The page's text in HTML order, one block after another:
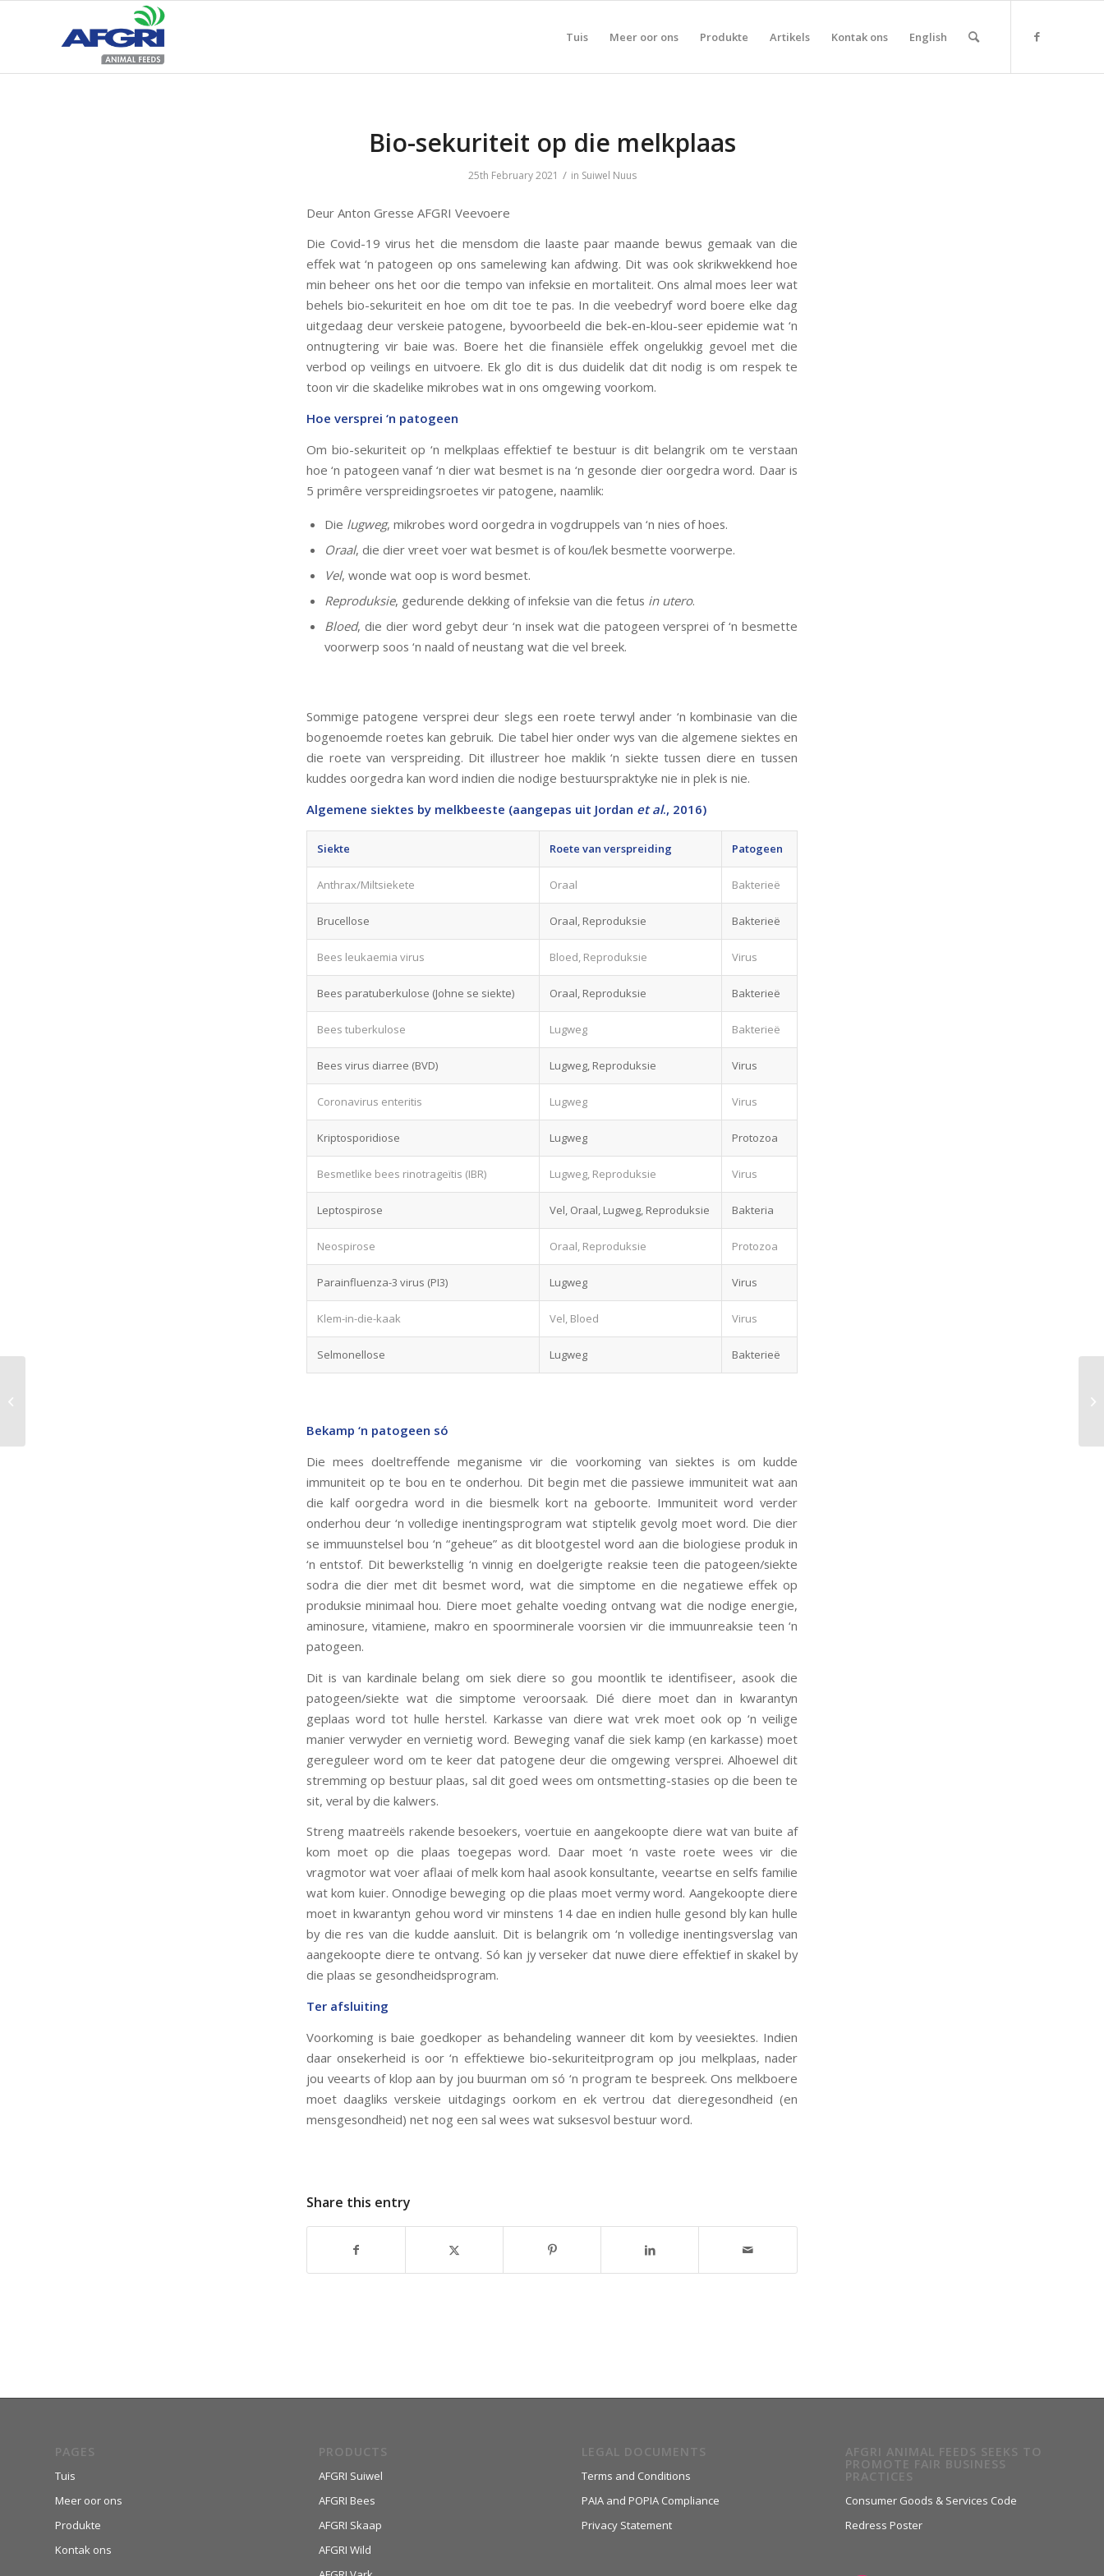
Tuis Meer oor ons Produkte Artikels Kontak ons English
Bio-sekuriteit op die melkplaas
25th February 2021 / in Suiwel Nuus
Deur Anton Gresse AFGRI Veevoere
Die Covid-19 virus het die mensdom die laaste paar maande bewus gemaak van die
effek wat ‘n patogeen op ons samelewing kan afdwing. Dit was ook skrikwekkend hoe
min beheer ons het oor die tempo van infeksie en mortaliteit. Ons almal moes leer wat
behels bio-sekuriteit en hoe om dit toe te pas. In die veebedryf word boere elke dag
uitgedaag deur verskeie patogene, byvoorbeeld die bek-en-klou-seer epidemie wat ‘n
ontnugtering vir baie was. Boere het die finansiële effek ongelukkig gevoel met die
verbod op veilings en uitvoere. Ek glo dit is dus duidelik dat dit nodig is om respek te
toon vir die skadelike mikrobes wat in ons omgewing voorkom.
Hoe versprei ‘n patogeen
Om bio-sekuriteit op ‘n melkplaas effektief te bestuur is dit belangrik om te verstaan
hoe ‘n patogeen vanaf ‘n dier wat besmet is na ‘n gesonde dier oorgedra word. Daar is
5 primêre verspreidingsroetes vir patogene, naamlik:
Die lugweg, mikrobes word oorgedra in vogdruppels van ‘n nies of hoes.
Oraal, die dier vreet voer wat besmet is of kou/lek besmette voorwerpe.
Vel, wonde wat oop is word besmet.
Reproduksie, gedurende dekking of infeksie van die fetus in utero.
Bloed, die dier word gebyt deur ‘n insek wat die patogeen versprei of ‘n besmette
voorwerp soos ‘n naald of neustang wat die vel breek.
Sommige patogene versprei deur slegs een roete terwyl ander ‘n kombinasie van die
bogenoemde roetes kan gebruik. Die tabel hier onder wys van die algemene siektes en
die roete van verspreiding. Dit illustreer hoe maklik ‘n siekte tussen diere en tussen
kuddes oorgedra kan word indien die nodige bestuurspraktyke nie in plek is nie.
Algemene siektes by melkbeeste (aangepas uit Jordan et al., 2016)
Siekte Roete van verspreiding Patogeen
Anthrax/Miltsiekete Oraal Bakterieë
Brucellose Oraal, Reproduksie Bakterieë
Bees leukaemia virus Bloed, Reproduksie Virus
Bees paratuberkulose (Johne se siekte) Oraal, Reproduksie Bakterieë
Bees tuberkulose Lugweg Bakterieë
Bees virus diarree (BVD) Lugweg, Reproduksie Virus
Coronavirus enteritis Lugweg Virus
Kriptosporidiose Lugweg Protozoa
Besmetlike bees rinotrageïtis (IBR) Lugweg, Reproduksie Virus
Leptospirose Vel, Oraal, Lugweg, Reproduksie Bakteria
Neospirose Oraal, Reproduksie Protozoa
Parainfluenza-3 virus (PI3) Lugweg Virus
Klem-in-die-kaak Vel, Bloed Virus
Selmonellose Lugweg Bakterieë
Bekamp ‘n patogeen só
Die mees doeltreffende meganisme vir die voorkoming van siektes is om kudde
immuniteit op te bou en te onderhou. Dit begin met die passiewe immuniteit wat aan
die kalf oorgedra word in die biesmelk kort na geboorte. Immuniteit word verder
onderhou deur ‘n volledige inentingsprogram wat stiptelik gevolg moet word. Die dier
se immuunstelsel bou ‘n “geheue” as dit blootgestel word aan die biologiese produk in
‘n entstof. Dit bewerkstellig ‘n vinnig en doelgerigte reaksie teen die patogeen/siekte
sodra die dier met dit besmet word, wat die simptome en die negatiewe effek op
produksie minimaal hou. Diere moet gehalte voeding ontvang wat die nodige energie,
aminosure, vitamiene, makro en spoorminerale voorsien vir die immuunreaksie teen ‘n
patogeen.
Dit is van kardinale belang om siek diere so gou moontlik te identifiseer, asook die
patogeen/siekte wat die simptome veroorsaak. Dié diere moet dan in kwarantyn
geplaas word tot hulle herstel. Karkasse van diere wat vrek moet ook op ‘n veilige
manier verwyder en vernietig word. Beweging vanaf die siek kamp (en karkasse) moet
gereguleer word om te keer dat patogene deur die omgewing versprei. Alhoewel dit
stremming op bestuur plaas, sal dit goed wees om ontsmetting-stasies op die been te
sit, veral by die kalwers.
Streng maatreëls rakende besoekers, voertuie en aangekoopte diere wat van buite af
kom moet op die plaas toegepas word. Daar moet ‘n vaste roete wees vir die
vragmotor wat voer aflaai of melk kom haal asook konsultante, veeartse en selfs familie
wat kom kuier. Onnodige beweging op die plaas moet vermy word. Aangekoopte diere
moet in kwarantyn gehou word vir minstens 14 dae en indien hulle gesond bly kan hulle
by die res van die kudde aansluit. Dit is belangrik om ‘n volledige inentingsverslag van
aangekoopte diere te ontvang. Só kan jy verseker dat nuwe diere effektief in skakel by
die plaas se gesondheidsprogram.
Ter afsluiting
Voorkoming is baie goedkoper as behandeling wanneer dit kom by veesiektes. Indien
daar onsekerheid is oor ‘n effektiewe bio-sekuriteitprogram op jou melkplaas, nader
jou veearts of klop aan by jou buurman om só ‘n program te bespreek. Ons melkboere
moet daagliks verskeie uitdagings oorkom en ek vertrou dat dieregesondheid (en
mensgesondheid) net nog een sal wees wat suksesvol bestuur word.
Share this entry
PAGES
Tuis
Meer oor ons
Produkte
Kontak ons
PRODUCTS
AFGRI Suiwel
AFGRI Bees
AFGRI Skaap
AFGRI Wild
LEGAL DOCUMENTS
Terms and Conditions
PAIA and POPIA Compliance
Privacy Statement
AFGRI ANIMAL FEEDS SEEKS TO
PROMOTE FAIR BUSINESS
PRACTICES
Consumer Goods & Services Code
Redress Poster